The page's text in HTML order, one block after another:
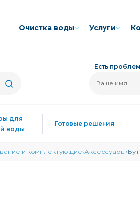
Очиcтка воды Услуги
Есть
для
воды
Готовые решения
и комплектующие Аксессуары